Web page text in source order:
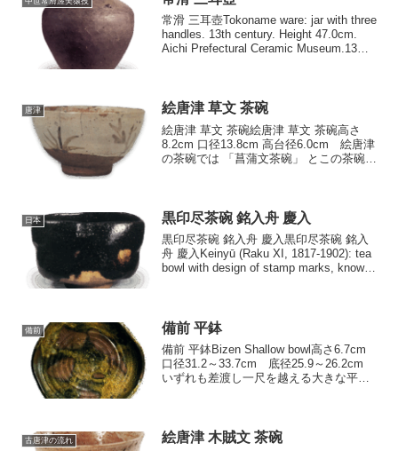
常滑 三耳壺Tokoname ware: jar with three
handles. 13th century. Height 47.0cm.
Aichi Prefectural Ceramic Museum.13世
唐津 絵唐津 草文 茶碗
絵唐津 草文 茶碗絵唐津 草文 茶碗高さ
8.2cm 口径13.8cm 高台径6.0cm 絵唐津
の茶碗では 「菖蒲文茶碗」 とこの茶碗が
日本 黒印尽茶碗 銘入舟 慶入
黒印尽茶碗 銘入舟 慶入黒印尽茶碗 銘入
舟 慶入Keinyū (Raku XI, 1817-1902): tea
bowl with design of stamp marks, known
備前 備前 平鉢
備前 平鉢Bizen Shallow bowl高さ6.7cm
口径31.2～33.7cm 底径25.9～26.2cm
いずれも差渡し一尺を越える大きな平鉢
古唐津の流れ 絵唐津 木賊文 茶碗